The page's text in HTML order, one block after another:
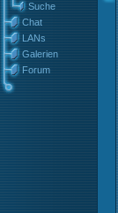
Suche
Chat
LANs
Galerien
Forum